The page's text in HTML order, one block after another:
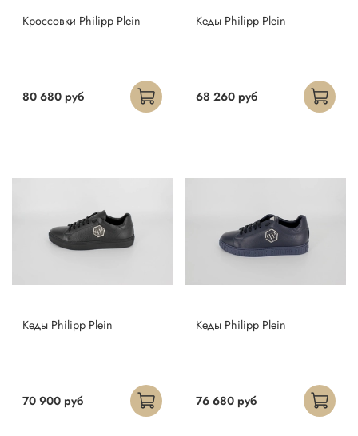
Кроссовки Philipp Plein
80 680 руб
Кеды Philipp Plein
68 260 руб
Кеды Philipp Plein
70 900 руб
Кеды Philipp Plein
76 680 руб